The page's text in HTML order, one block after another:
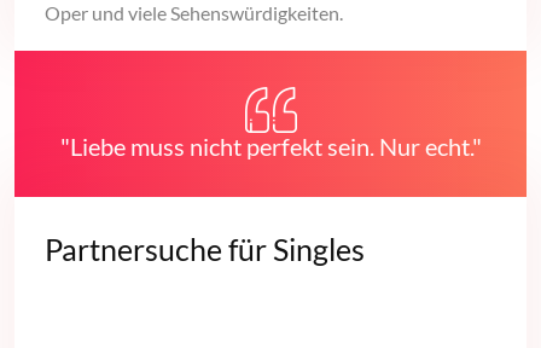
Oper und viele Sehenswürdigkeiten.
"Liebe muss nicht perfekt sein. Nur echt."
Partnersuche für Singles